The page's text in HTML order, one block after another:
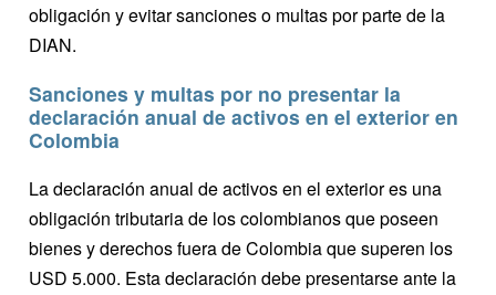
obligación y evitar sanciones o multas por parte de la
DIAN.
Sanciones y multas por no presentar la
declaración anual de activos en el exterior en
Colombia
La declaración anual de activos en el exterior es una
obligación tributaria de los colombianos que poseen
bienes y derechos fuera de Colombia que superen los
USD 5.000. Esta declaración debe presentarse ante la